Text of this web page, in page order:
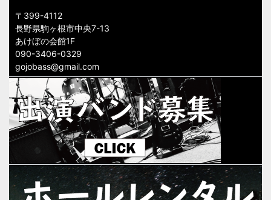
〒399-4112
長野県駒ヶ根市中央7-13
あけぼの会館1F
090-3406-0329
gojobass@gmail.com